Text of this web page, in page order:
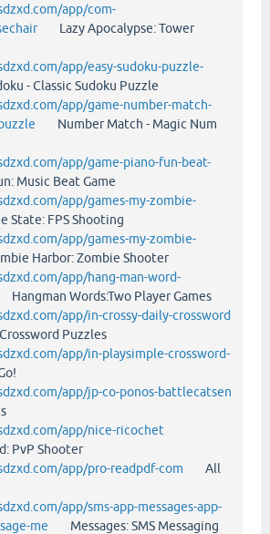
app/com-
Lazy Apocalypse: Tower
app/easy-sudoku-puzzle-
- Classic Sudoku Puzzle
app/game-number-match-
Number Match - Magic Num
app/game-piano-fun-beat-
Music Beat Game
app/games-my-zombie-
FPS Shooting
app/games-my-zombie-
Harbor: Zombie Shooter
app/hang-man-word-
Words:Two Player Games
app/in-crossy-daily-crossword
Puzzles
app/in-playsimple-crossword-
Go!
app/jp-co-ponos-battlecatsen
app/nice-ricochet
PvP Shooter
app/pro-readpdf-com All
app/sms-app-messages-app-
me Messages: SMS Messaging